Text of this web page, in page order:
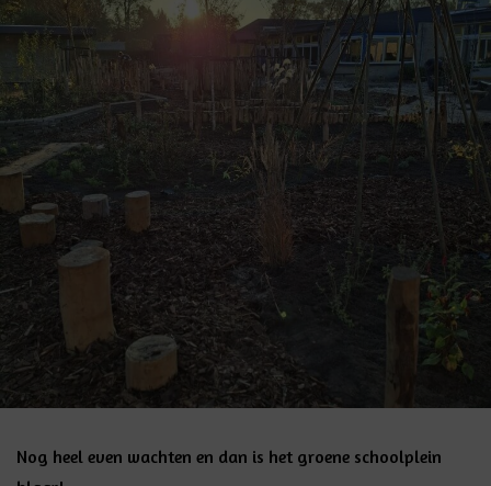
Nog heel even wachten en dan is het groene schoolplein